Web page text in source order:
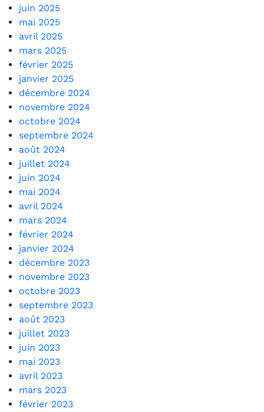
juin 2025
mai 2025
avril 2025
mars 2025
février 2025
janvier 2025
décembre 2024
novembre 2024
octobre 2024
septembre 2024
août 2024
juillet 2024
juin 2024
mai 2024
avril 2024
mars 2024
février 2024
janvier 2024
décembre 2023
novembre 2023
octobre 2023
septembre 2023
août 2023
juillet 2023
juin 2023
mai 2023
avril 2023
mars 2023
février 2023